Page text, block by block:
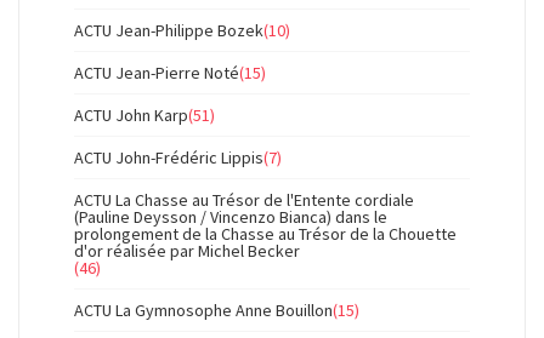
ACTU Jean-Philippe Bozek(10)
ACTU Jean-Pierre Noté(15)
ACTU John Karp(51)
ACTU John-Frédéric Lippis(7)
ACTU La Chasse au Trésor de l'Entente cordiale
(Pauline Deysson / Vincenzo Bianca) dans le
prolongement de la Chasse au Trésor de la Chouette
d'or réalisée par Michel Becker
(46)
ACTU La Gymnosophe Anne Bouillon(15)